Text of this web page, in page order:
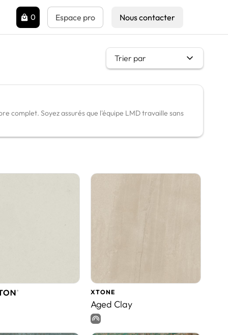
0 Espace pro Nous contacter
Trier par
complet. Soyez assurés que l'équipe LMD travaille sans
XTONE
Aged Clay